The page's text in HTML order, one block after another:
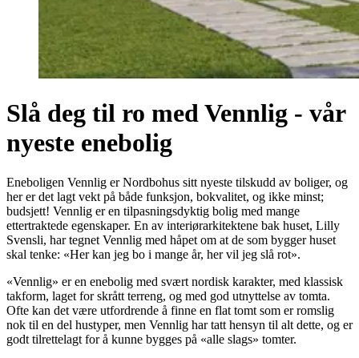
Slå deg til ro med Vennlig - vår
nyeste enebolig
Eneboligen Vennlig er Nordbohus sitt nyeste tilskudd av boliger, og
her er det lagt vekt på både funksjon, bokvalitet, og ikke minst;
budsjett! Vennlig er en tilpasningsdyktig bolig med mange
ettertraktede egenskaper. En av interiørarkitektene bak huset, Lilly
Svensli, har tegnet Vennlig med håpet om at de som bygger huset
skal tenke: «Her kan jeg bo i mange år, her vil jeg slå rot».
«Vennlig» er en enebolig med svært nordisk karakter, med klassisk
takform, laget for skrått terreng, og med god utnyttelse av tomta.
Ofte kan det være utfordrende å finne en flat tomt som er romslig
nok til en del hustyper, men Vennlig har tatt hensyn til alt dette, og er
godt tilrettelagt for å kunne bygges på «alle slags» tomter.